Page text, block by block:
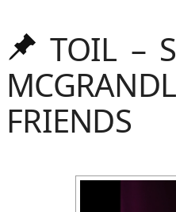
Oben
gehaltenTOIL –
FRIENDS